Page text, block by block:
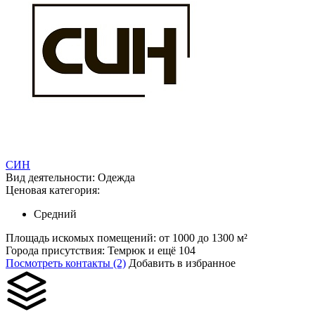
СИН
Вид деятельности: Одежда
Ценовая категория:
Средний
Площадь искомых помещений: от 1000 до 1300 м²
Города присутствия: Темрюк и ещё 104
Посмотреть контакты (2) Добавить в избранное